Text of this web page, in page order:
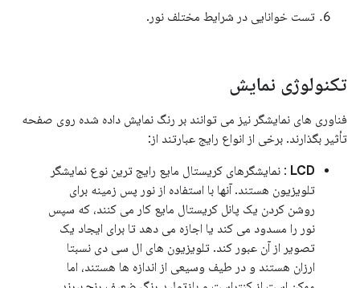
تست خوانایی در شرایط مختلف نور.
تکنولوژی نمایش
فناوری های نمایشگر نیز می توانند بر رنگ نمایش داده شده روی صفحه
تأثیر بگذارند. برخی از انواع رایج عبارتند از:
LCD : نمایشگرهای کریستال مایع رایج ترین نوع نمایشگر
تلویزیون هستند. آنها با استفاده از نور پس زمینه برای
روشن کردن یک پانل کریستال مایع کار می کنند، که سپس
نور را مسدود می کند یا اجازه می دهد تا برای ایجاد یک
تصویر از آن عبور کند. تلویزیون های ال سی دی نسبتا
ارزان هستند و در طیف وسیعی از اندازه ها هستند، اما